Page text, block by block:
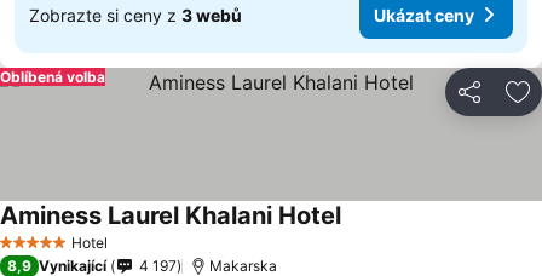
Zobrazte si ceny z 3 webů Ukázat ceny
Sdílet
Oblíbená volba
5 Počet hvězdiček
Hotel
Aminess Laurel Khalani HotelUkázat ceny
8,9 Vynikající 4 197 Makarska